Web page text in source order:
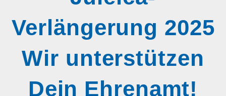
Verlängerung 2025
Wir unterstützen
Dein Ehrenamt!